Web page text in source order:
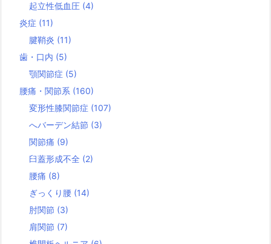
起立性低血圧 (4)
炎症 (11)
腱鞘炎 (11)
歯・口内 (5)
顎関節症 (5)
腰痛・関節系 (160)
変形性膝関節症 (107)
へバーデン結節 (3)
関節痛 (9)
臼蓋形成不全 (2)
腰痛 (8)
ぎっくり腰 (14)
肘関節 (3)
肩関節 (7)